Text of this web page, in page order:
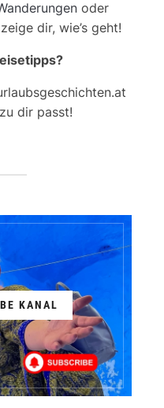
oder
dir, wie’s geht!
dir passt!
KANAL